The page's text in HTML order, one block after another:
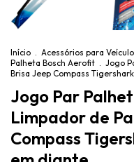
Início . Acessórios para
Palheta Bosch Aerofit . Jogo
Brisa Jeep Compass
Jogo Par
Limpador de
Compass